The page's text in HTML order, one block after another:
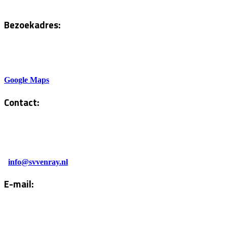
Bezoekadres:
Google Maps
Contact:
info@svvenray.nl
E-mail: